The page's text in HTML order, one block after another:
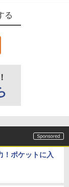
る
！ポケットに入